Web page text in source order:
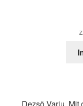
Dezsö Varju, Mit